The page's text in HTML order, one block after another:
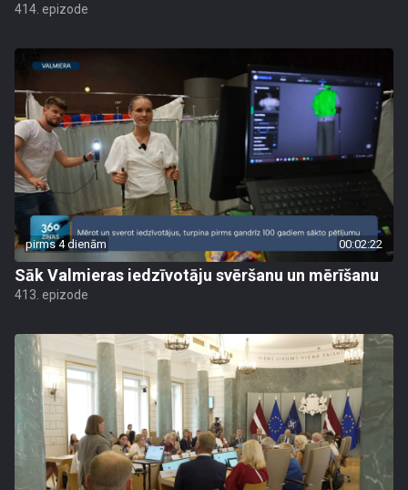
414. epizode
pirms 4 dienām 00:02:22
Sāk Valmieras iedzīvotāju svēršanu un mērīšanu
413. epizode